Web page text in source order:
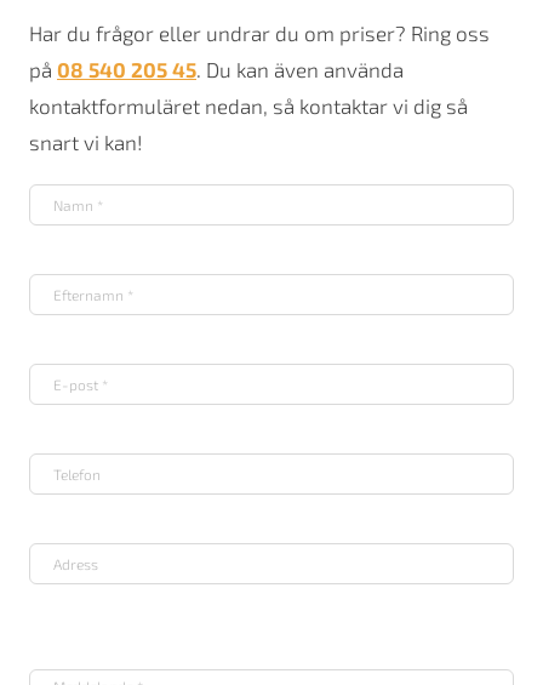
Har du frågor eller undrar du om priser? Ring oss
på 08 540 205 45 . Du kan även använda
kontaktformuläret nedan, så kontaktar vi dig så
snart vi kan!